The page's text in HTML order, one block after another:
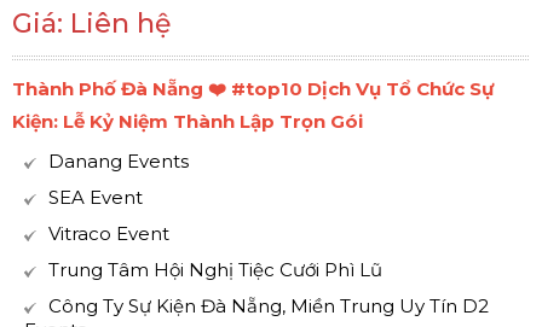
Giá: Liên hệ
Thành Phố Đà Nẵng ❤️️ #top10 Dịch Vụ Tổ Chức Sự
Kiện: Lễ Kỷ Niệm Thành Lập Trọn Gói
Danang Events
SEA Event
Vitraco Event
Trung Tâm Hội Nghị Tiệc Cưới Phì Lũ
Công Ty Sự Kiện Đà Nẵng, Miền Trung Uy Tín D2